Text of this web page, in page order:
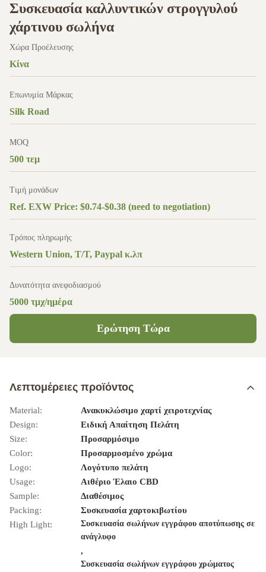
Συσκευασία καλλυντικών στρογγυλού
χάρτινου σωλήνα
Χώρα Προέλευσης
Κίνα
Επωνυμία Μάρκας
Silk Road
MOQ
500 τεμ
Τιμή μονάδων
Ref. EXW Price: $0.74-$0.38 (need to negotiation)
Τρόπος πληρωμής
Western Union, T/T, Paypal κ.λπ
Δυνατότητα ανεφοδιασμού
5000 τμχ/ημέρα
Ερώτηση Τώρα
Λεπτομέρειες προϊόντος
Material:
Ανακυκλώσιμο χαρτί χειροτεχνίας
Design:
Ειδική Απαίτηση Πελάτη
Size:
Προσαρμόσιμο
Color:
Προσαρμοσμένο χρώμα
Logo:
Λογότυπο πελάτη
Usage:
Αιθέριο Έλαιο CBD
Sample:
Διαθέσιμος
Packing:
Συσκευασία χαρτοκιβωτίου
High Light:
Συσκευασία σωλήνων εγγράφου αποτύπωσης σε
ανάγλυφο
,
Συσκευασία σωλήνων εγγράφου χρώματος